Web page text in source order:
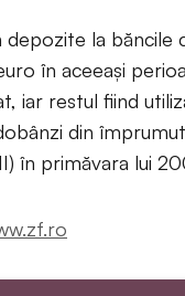
la băncile
în aceeaşi
iar restul fiind
din
în primăvara lui